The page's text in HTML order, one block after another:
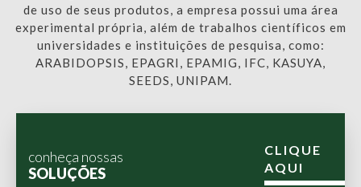
de uso de seus produtos, a empresa possui uma área
experimental própria, além de trabalhos científicos em
universidades e instituições de pesquisa, como:
ARABIDOPSIS, EPAGRI, EPAMIG, IFC, KASUYA,
SEEDS, UNIPAM.
conheça nossas
SOLUÇÕES
CLIQUE
AQUI